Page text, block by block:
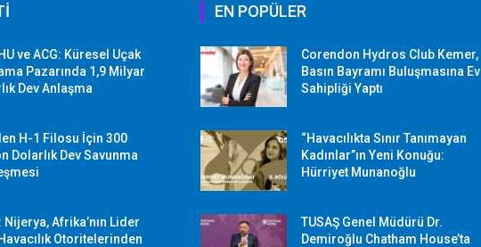
ve ACG: Küresel Uçak
Pazarında 1,9 Milyar
Dev Anlaşma
H-1 Filosu İçin 300
Dolarlık Dev Savunma
Nijerya, Afrika’nın Lider
Otoritelerinden
EN POPÜLER
Corendon Hydros Club Kemer,
Basın Bayramı Buluşmasına Ev
Sahipliği Yaptı
“Havacılıkta Sınır Tanımayan
Kadınlar”ın Yeni Konuğu:
Hürriyet Munanoğlu
TUSAŞ Genel Müdürü Dr.
Demiroğlu Chatham House’ta